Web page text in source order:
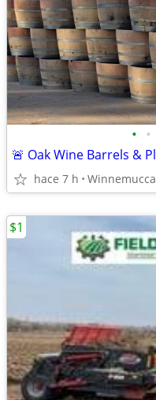
• •
hace 7 h Winnemucca
$1